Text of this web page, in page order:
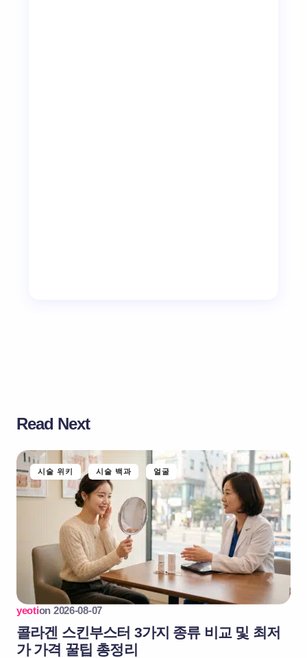
Read Next
시술 위키 시술 백과 얼굴
yeotion 2026-08-07
콜라겐 스킨부스터 3가지 종류 비교 및 최저
가 가격 꿀팁 총정리